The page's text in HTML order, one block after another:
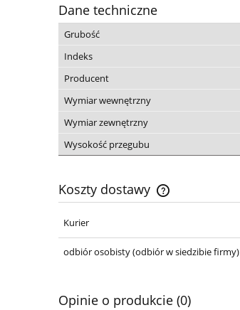
Dane techniczne
Grubość
Indeks
Producent
Wymiar wewnętrzny
Wymiar zewnętrzny
Wysokość przegubu
Koszty dostawy
płatności
Kurier
odbiór osobisty(odbiór w siedzibie firmy)
Opinie o produkcie (0)